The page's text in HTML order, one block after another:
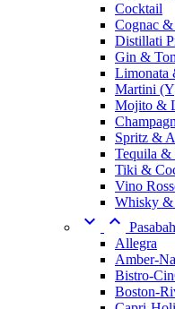
Cocktail
Cognac
Distillati
Gin &
Limonata
Martini
Mojito &
Spritz &
Tequila &
Tiki &
Vino
Whisky &
 
Allegra
Amber-
Bistro-
Boston-